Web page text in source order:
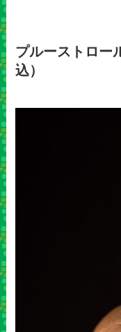
プルーストロ
込）